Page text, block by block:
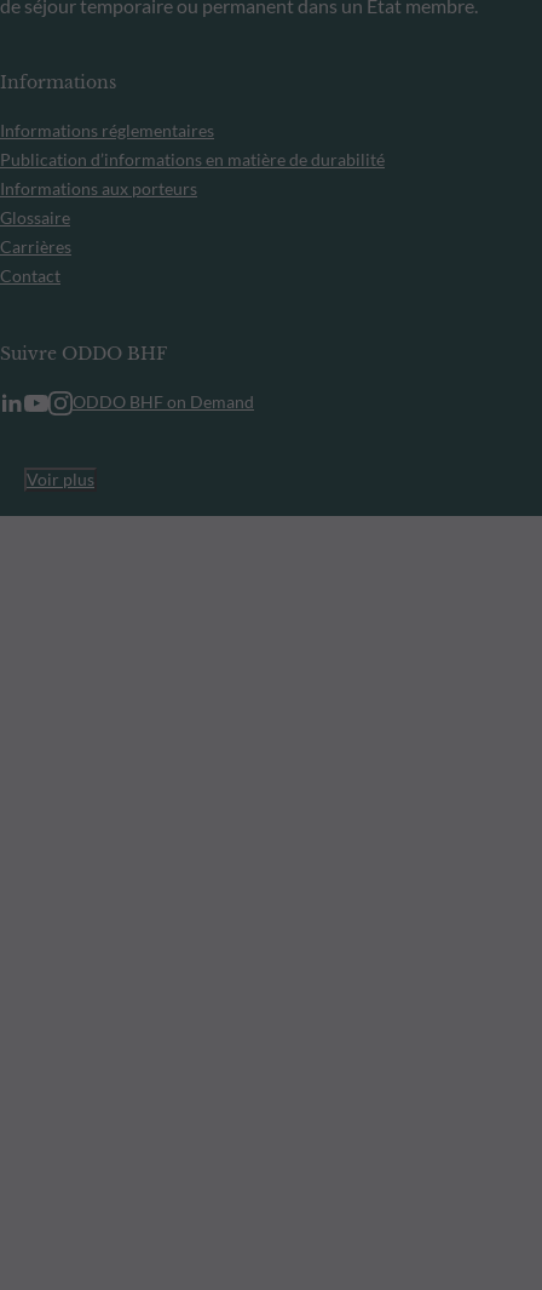
de séjour temporaire ou permanent dans un État membre.
Informations
Informations réglementaires
Publication d’informations en matière de durabilité
Informations aux porteurs
Glossaire
Carrières
Contact
Suivre ODDO BHF
ODDO BHF on Demand
Voir plus